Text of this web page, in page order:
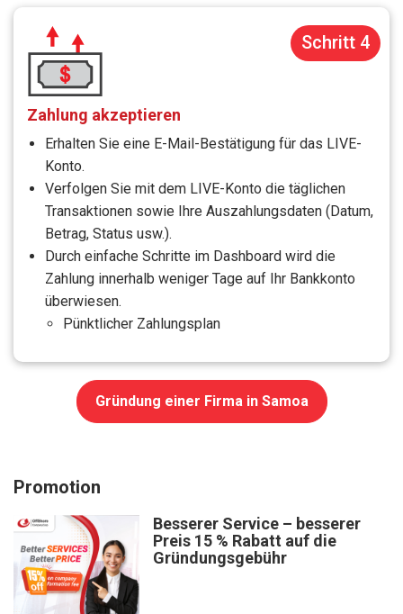
Schritt 4
Zahlung akzeptieren
Erhalten Sie eine E-Mail-Bestätigung für das LIVE-
Konto.
Verfolgen Sie mit dem LIVE-Konto die täglichen
Transaktionen sowie Ihre Auszahlungsdaten (Datum,
Betrag, Status usw.).
Durch einfache Schritte im Dashboard wird die
Zahlung innerhalb weniger Tage auf Ihr Bankkonto
überwiesen.
Pünktlicher Zahlungsplan
Gründung einer Firma in Samoa
Promotion
Besserer Service – besserer
Preis 15 % Rabatt auf die
Gründungsgebühr